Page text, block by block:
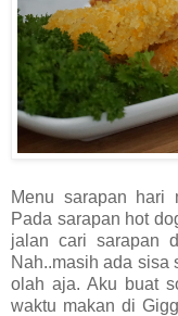
Menu sarapan hari
Pada sarapan hot
jalan cari sarapan
Nah..masih ada sisa
olah aja. Aku buat
waktu makan di